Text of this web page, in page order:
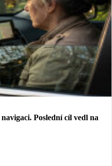
Poslední cíl vedl na